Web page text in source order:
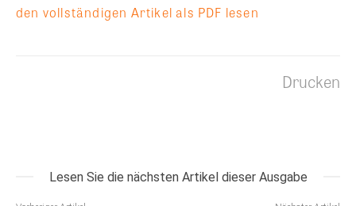
den vollständigen Artikel als PDF lesen
Drucken
Lesen Sie die nächsten Artikel dieser Ausgabe